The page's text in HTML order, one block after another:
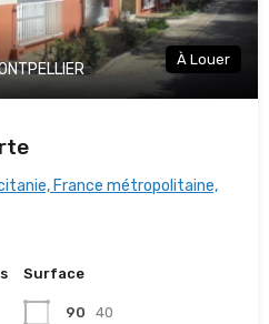
À Louer
France métropolitaine,
Surface
90 40